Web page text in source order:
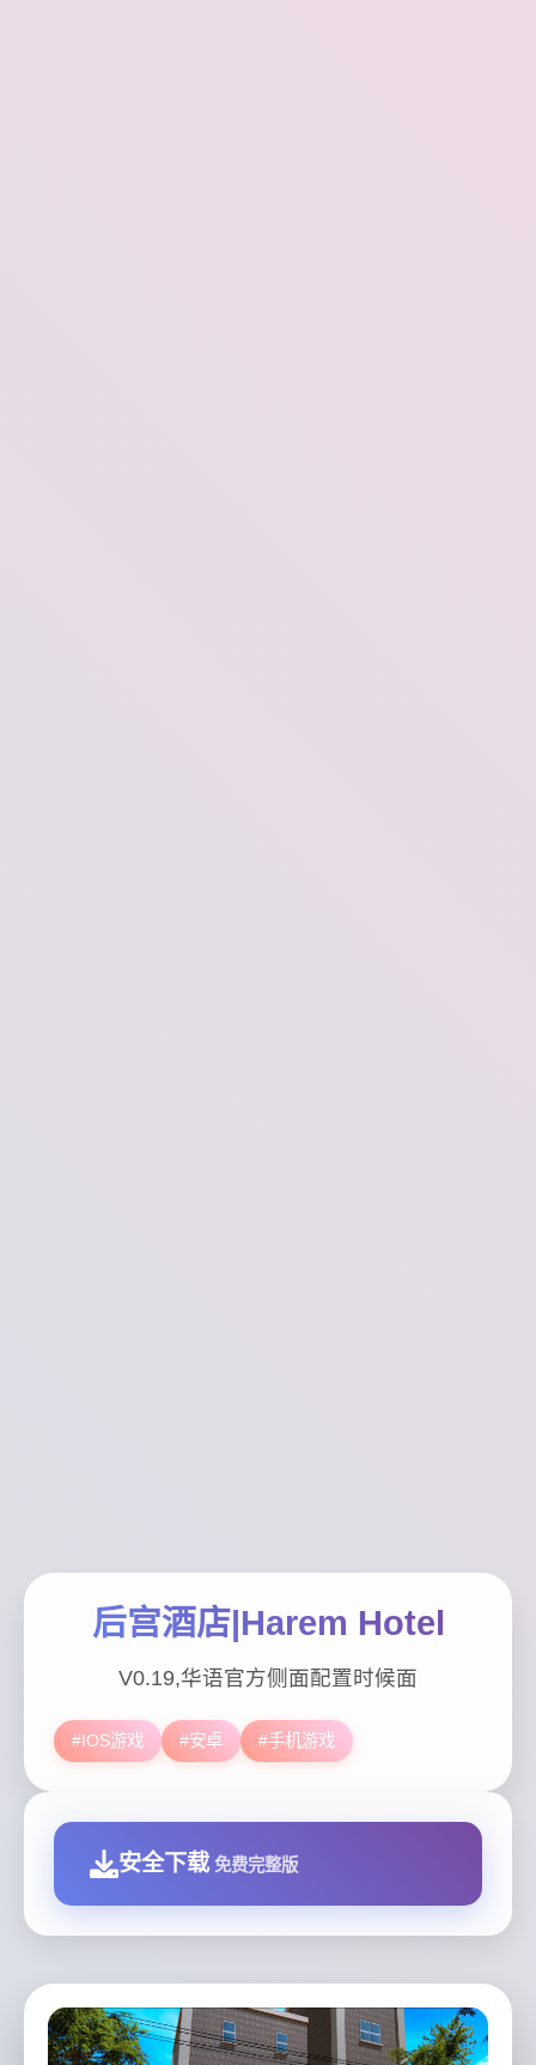
后宫酒店|Harem Hotel
V0.19,华语官方侧面配置时候面
#IOS游戏 #安卓 #手机游戏
安全下载 免费完整版